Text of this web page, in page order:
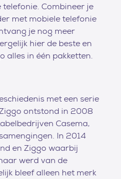
Combineer je
met mobiele telefonie
je nog meer
hier de beste en
alles in één pakketten.
met een serie
ontstond in 2008
Casema,
In 2014
en Ziggo waarbij
werd van de
bleef alleen het merk